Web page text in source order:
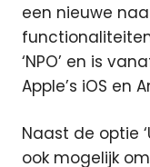
een nieuwe
‘NPO’ en is
Apple’s iOS en
Naast de optie
ook mogelijk